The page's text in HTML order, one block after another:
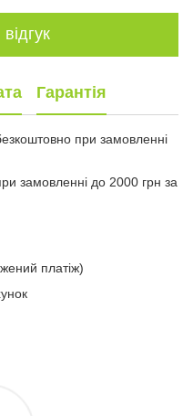
Гарантія
при замовленні
замовленні до 2000 грн за
платіж)